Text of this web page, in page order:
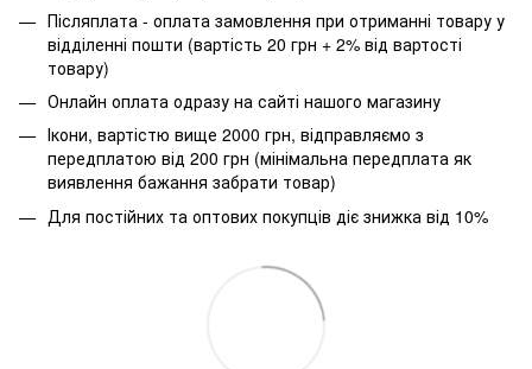
Післяплата - оплата замовлення при отриманні товару у
відділенні пошти (вартість 20 грн + 2% від вартості
товару)
Онлайн оплата одразу на сайті нашого магазину
Ікони, вартістю вище 2000 грн, відправляємо з
передплатою від 200 грн (мінімальна передплата як
виявлення бажання забрати товар)
Для постійних та оптових покупців діє знижка від 10%